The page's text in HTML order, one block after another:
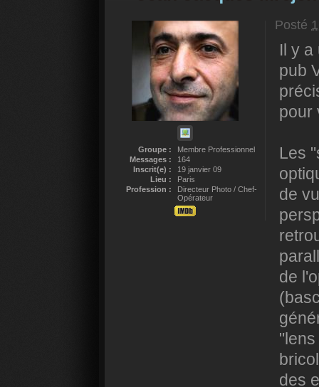
Groupe :
Membre Professionnel
Messages :
164
Inscrit(e) :
19 janvier 09
Lieu :
Paris
Profession :
Directeur Photo / Chef-
Opérateur
Posté
Il y a
pub
pour
Les
de
de
des